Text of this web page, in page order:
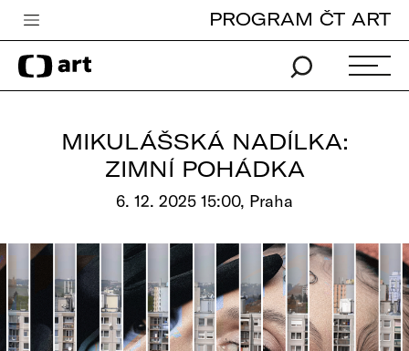
Česká televize
Zpravodajství
Vše o ČT
PROGRAM ČT ART
MIKULÁŠSKÁ NADÍLKA:
ZIMNÍ POHÁDKA
6. 12. 2025 15:00, Praha